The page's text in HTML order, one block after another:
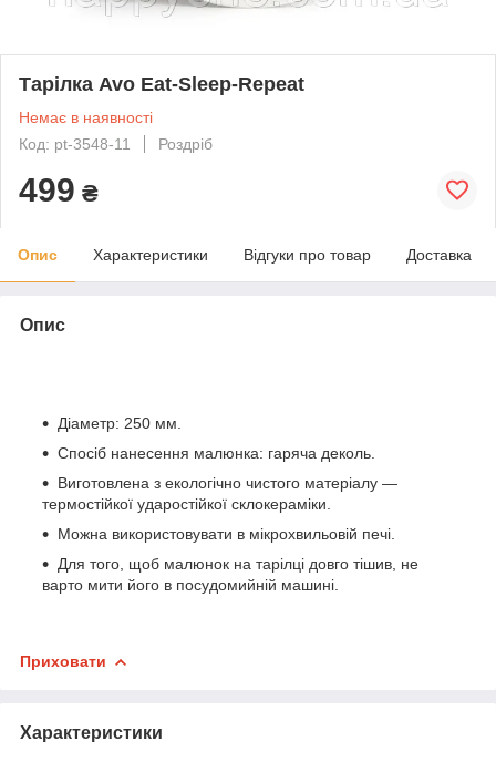
Тарілка Avo Eat-Sleep-Repeat
Немає в наявності
Код: pt-3548-11
Роздріб
499 ₴
Опис Характеристики Відгуки про товар Доставка
Опис
Діаметр: 250 мм.
Спосіб нанесення малюнка: гаряча деколь.
Виготовлена з екологічно чистого матеріалу —
термостійкої ударостійкої склокераміки.
Можна використовувати в мікрохвильовій печі.
Для того, щоб малюнок на тарілці довго тішив, не
варто мити його в посудомийній машині.
Приховати
Характеристики